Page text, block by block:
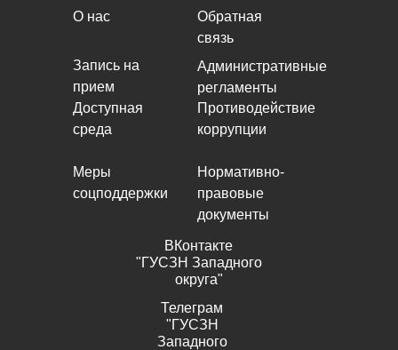
О нас
Противодействие
коррупции
Доступная
среда
Меры
соцподдержки
Обратная
связь
Административные
регламенты
Нормативно-
правовые
документы
Запись на
прием
ВКонтакте
"ГУСЗН Западного
округа"
Телеграм
"ГУСЗН
Западного